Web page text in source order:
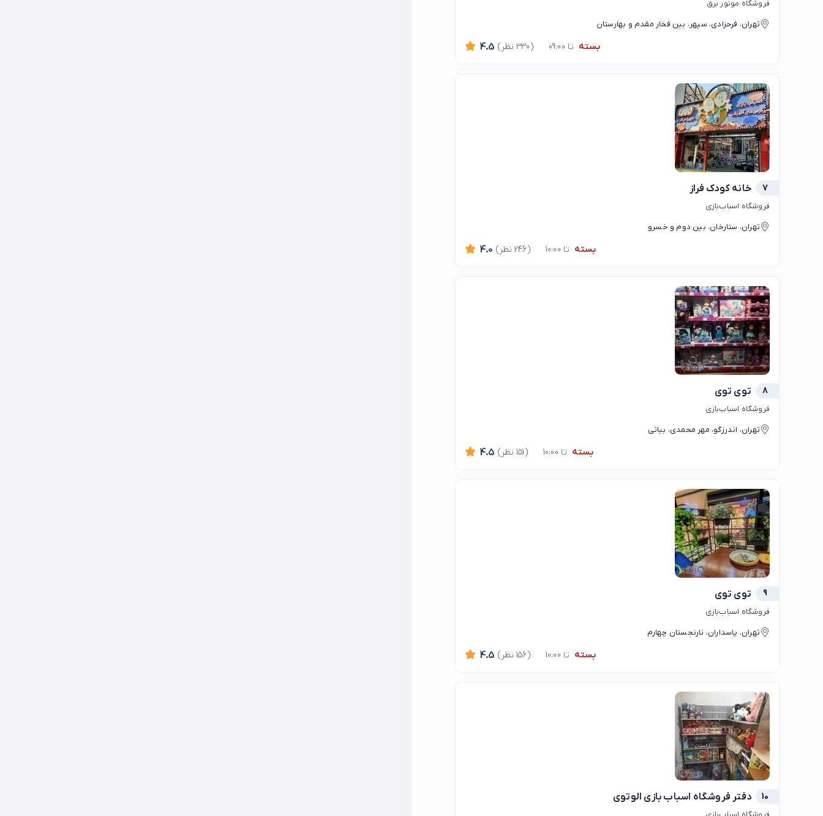
فروشگاه موتور برق
تهران، فرحزادی، سپهر، بین فخار مقدم و بهارستان
بسته تا 09:00 4.5 (330 نظر)
7 خانه كودک فراز
فروشگاه اسباب‌بازی
تهران، ستارخان، بین دوم و خسرو
بسته تا 10:00 4.0 (246 نظر)
8 توی توی
فروشگاه اسباب‌بازی
تهران، اندرزگو، مهر محمدی، بیاتی
بسته تا 10:00 4.5 (151 نظر)
9 توی توی
فروشگاه اسباب‌بازی
تهران، پاسداران، نارنجستان چهارم
بسته تا 10:00 4.5 (156 نظر)
10 دفتر فروشگاه اسباب بازی الوتوی